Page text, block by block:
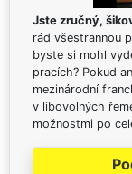
Jste zručný,
rád všestrannou
byste si mohl
pracích? Pokud
mezinárodní
v libovolných
možnostmi po